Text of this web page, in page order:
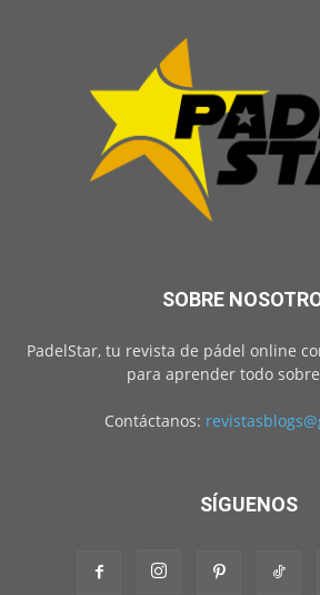
SOBRE
PadelStar, tu revista de pádel online
para aprender todo
Contáctanos:
SÍGUENOS